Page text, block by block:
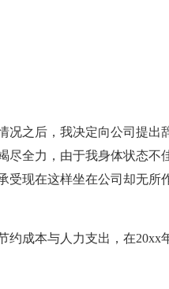
况之后，我决定向公司提出
尽全力，由于我身体状态不
受现在这样坐在公司却无所
约成本与人力支出，在